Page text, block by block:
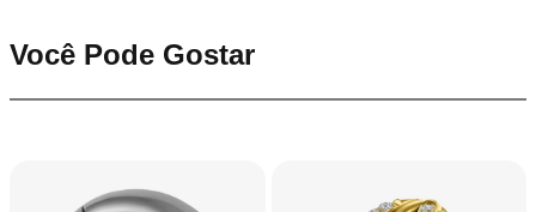
Você Pode Gostar